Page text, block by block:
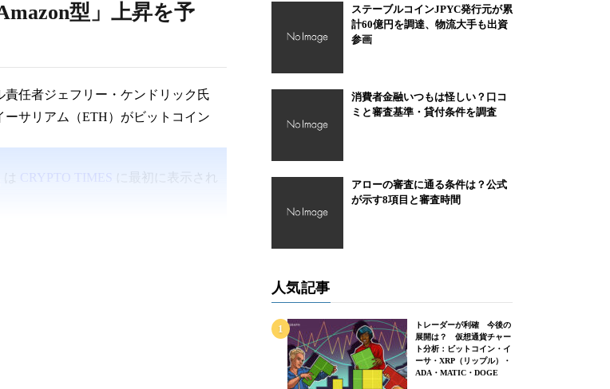
型」上昇を予
任者ジェフリー・ケンドリック氏
サリアム（ETH）がビットコイン
CRYPTO TIMES
に最初に表示され
ステーブルコインJPYC発行元が累
計60億円を調達、物流大手も出資
参画
消費者金融いつもは怪しい？口コ
ミと審査基準・貸付条件を調査
アローの審査に通る条件は？公式
が示す8項目と審査時間
人気記事
トレーダーが利確 今後の
展開は？ 仮想通貨チャー
ト分析：ビットコイン・イ
ーサ・XRP（リップル）・
ADA・MATIC・DOGE